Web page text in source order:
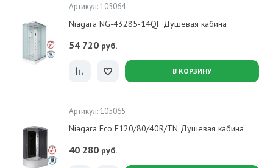
Артикул: 105064
Niagara NG-43285-14QF Душевая кабина
54 720 руб.
В КОРЗИНУ
Артикул: 105065
Niagara Eco E120/80/40R/TN Душевая кабина
40 280 руб.